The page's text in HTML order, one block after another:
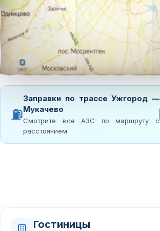
⛽
Заправки по трассе Ужгород —
Мукачево
Смотрите все АЗС по маршруту с
расстоянием
Гостиницы